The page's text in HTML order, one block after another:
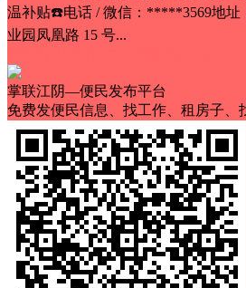
温补贴☎️电话 / 微信：*****3569地址
业园凤凰路 15 号...
掌联江阴—便民发布平台
免费发便民信息、找工作、租房子、